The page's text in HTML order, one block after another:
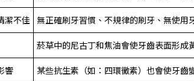
潔不佳 無正確刷牙習慣、不規律的刷牙、無使
菸草中的尼古丁和焦油會使牙齒表面形成
響 某些抗生素（如：四環黴素）也會使牙齒